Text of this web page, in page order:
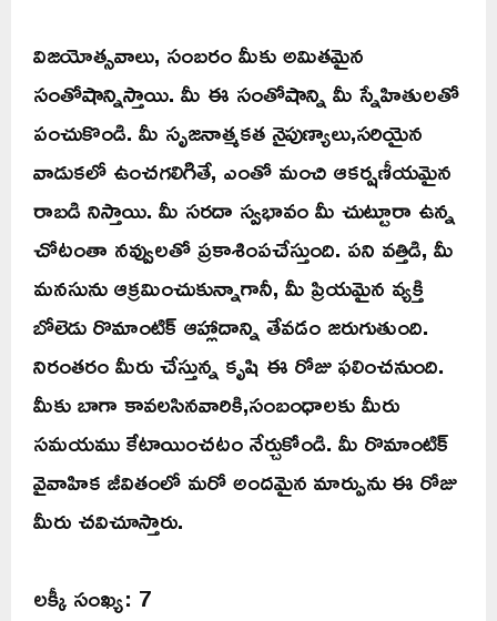
విజయోత్సవాలు, సంబరం మీకు అమితమైన
సంతోషాన్నిస్తాయి. మీ ఈ సంతోషాన్ని మీ స్నేహితులతో
పంచుకొండి. మీ సృజనాత్మకత నైపుణ్యాలు,సరియైన
వాడుకలో ఉంచగలిగితే, ఎంతో మంచి ఆకర్షణీయమైన
రాబడి నిస్తాయి. మీ సరదా స్వభావం మీ చుట్టూరా ఉన్న
చోటంతా నవ్వులతో ప్రకాశింపచేస్తుంది. పని వత్తిడి, మీ
మనసును ఆక్రమించుకున్నాగానీ, మీ ప్రియమైన వ్యక్తి
బోలెడు రొమాంటిక్ ఆహ్లాదాన్ని తేవడం జరుగుతుంది.
నిరంతరం మీరు చేస్తున్న కృషి ఈ రోజు ఫలించనుంది.
మీకు బాగా కావలసినవారికి,సంబంధాలకు మీరు
సమయము కేటాయించటం నేర్చుకోండి. మీ రొమాంటిక్
వైవాహిక జీవితంలో మరో అందమైన మార్పును ఈ రోజు
మీరు చవిచూస్తారు.
లక్కీ సంఖ్య: 7